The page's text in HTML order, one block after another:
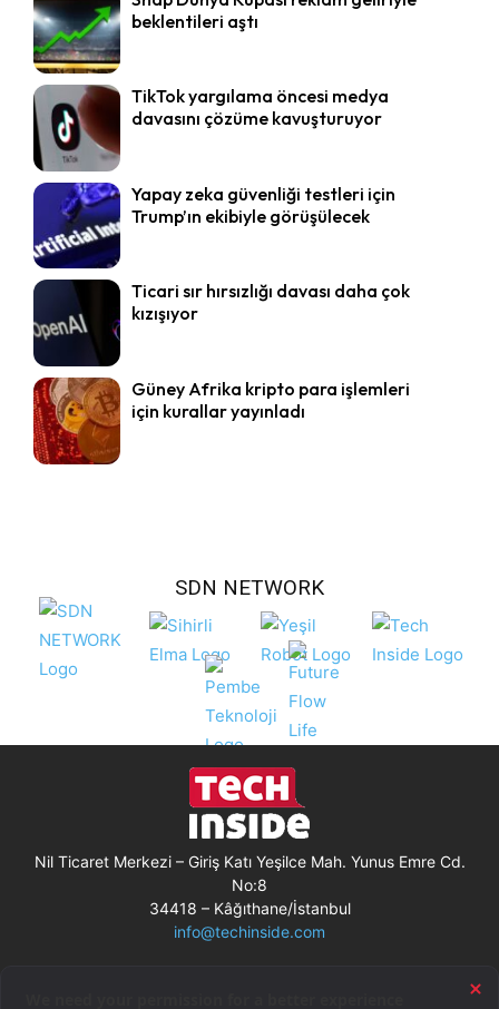
beklentileri aştı
TikTok yargılama öncesi medya
davasını çözüme kavuşturuyor
Yapay zeka güvenliği testleri için
Trump’ın ekibiyle görüşülecek
Ticari sır hırsızlığı davası daha çok
kızışıyor
Güney Afrika kripto para işlemleri
için kurallar yayınladı
SDN NETWORK
Nil Ticaret Merkezi – Giriş Katı Yeşilce Mah. Yunus Emre Cd.
No:8
34418 – Kâğıthane/İstanbul
info@techinside.com